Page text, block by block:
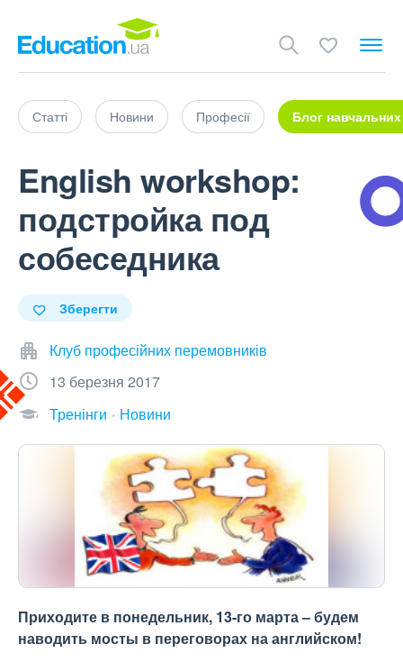
Статті Новини Професії Блог навчальних
English workshop:
подстройка под
собеседника
Зберегти
Клуб професійних перемовників
13 березня 2017
Тренінги
Новини
Приходите в понедельник, 13-го марта – будем
наводить мосты в переговорах на английском!